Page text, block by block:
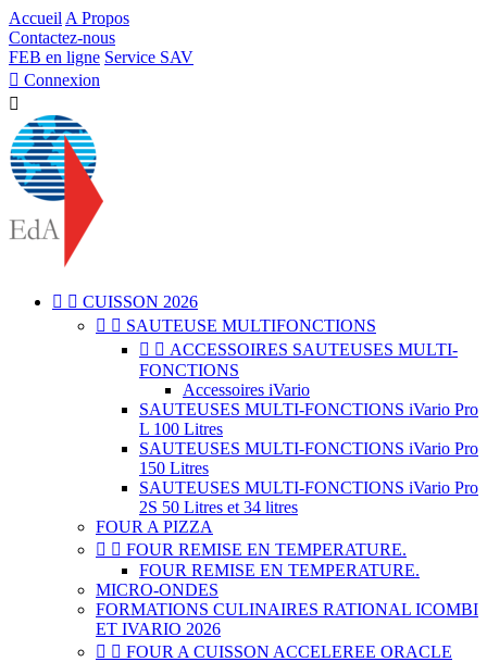
Accueil A Propos
Contactez-nous
FEB en ligne Service SAV
 Connexion

  CUISSON 2026
  SAUTEUSE MULTIFONCTIONS
  ACCESSOIRES SAUTEUSES MULTI-
FONCTIONS
Accessoires iVario
SAUTEUSES MULTI-FONCTIONS iVario Pro
L 100 Litres
SAUTEUSES MULTI-FONCTIONS iVario Pro
150 Litres
SAUTEUSES MULTI-FONCTIONS iVario Pro
2S 50 Litres et 34 litres
FOUR A PIZZA
  FOUR REMISE EN TEMPERATURE.
FOUR REMISE EN TEMPERATURE.
MICRO-ONDES
FORMATIONS CULINAIRES RATIONAL ICOMBI
ET IVARIO 2026
  FOUR A CUISSON ACCELEREE ORACLE